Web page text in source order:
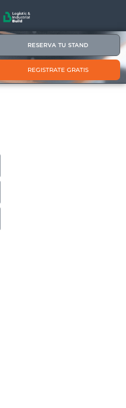
RESERVA TU STAND
REGISTRATE GRATIS